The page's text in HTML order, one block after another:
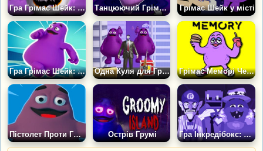
Гра Грімас Шейк: Клікер Про Танцюючий Грімас Шейк Грімас Шейк у місті
Гра Грімас Шейк: Лабіринт Монстрів Одна Куля для Гримаси Грімас Меморі Челлендж
Пістолет Проти Гримас Шийка Острів Грумі Гра Інкредібокс: Фіолет і Жорстокість